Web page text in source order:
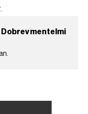
Dobrev mentelmi